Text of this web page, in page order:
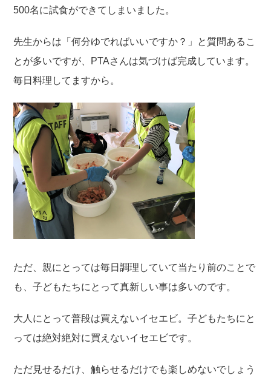
500名に試食ができてしまいました。
先生からは「何分ゆでればいいですか？」と質問あるこ
とが多いですが、PTAさんは気づけば完成しています。
毎日料理してますから。
ただ、親にとっては毎日調理していて当たり前のことで
も、子どもたちにとって真新しい事は多いのです。
大人にとって普段は買えないイセエビ。子どもたちにと
っては絶対絶対に買えないイセエビです。
ただ見せるだけ、触らせるだけでも楽しめないでしょう